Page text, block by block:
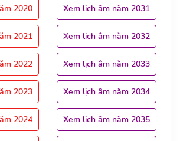
2020
2021
2022
2023
2024
Xem lịch âm năm 2031
Xem lịch âm năm 2032
Xem lịch âm năm 2033
Xem lịch âm năm 2034
Xem lịch âm năm 2035